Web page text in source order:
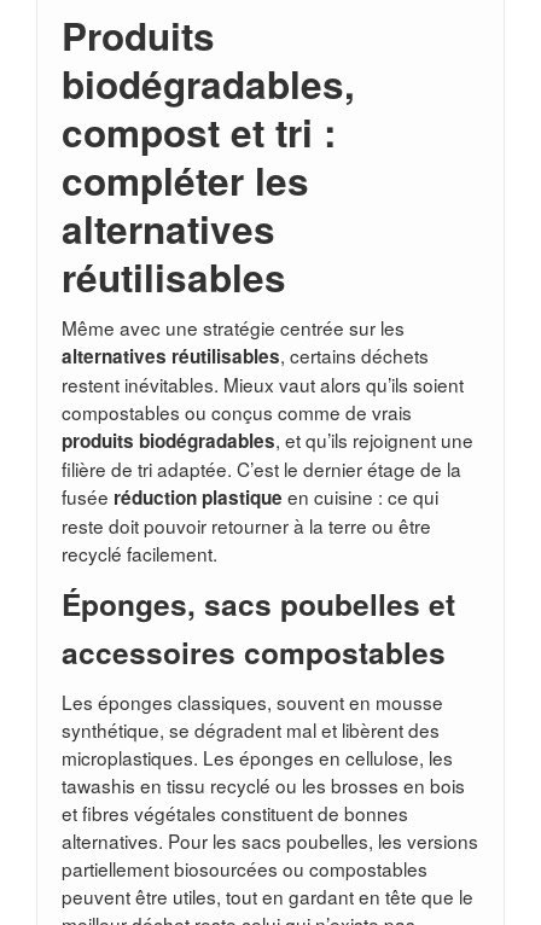
Produits
biodégradables,
compost et tri :
compléter les
alternatives
réutilisables
Même avec une stratégie centrée sur les
alternatives réutilisables, certains déchets
restent inévitables. Mieux vaut alors qu’ils soient
compostables ou conçus comme de vrais
produits biodégradables, et qu’ils rejoignent une
filière de tri adaptée. C’est le dernier étage de la
fusée réduction plastique en cuisine : ce qui
reste doit pouvoir retourner à la terre ou être
recyclé facilement.
Éponges, sacs poubelles et
accessoires compostables
Les éponges classiques, souvent en mousse
synthétique, se dégradent mal et libèrent des
microplastiques. Les éponges en cellulose, les
tawashis en tissu recyclé ou les brosses en bois
et fibres végétales constituent de bonnes
alternatives. Pour les sacs poubelles, les versions
partiellement biosourcées ou compostables
peuvent être utiles, tout en gardant en tête que le